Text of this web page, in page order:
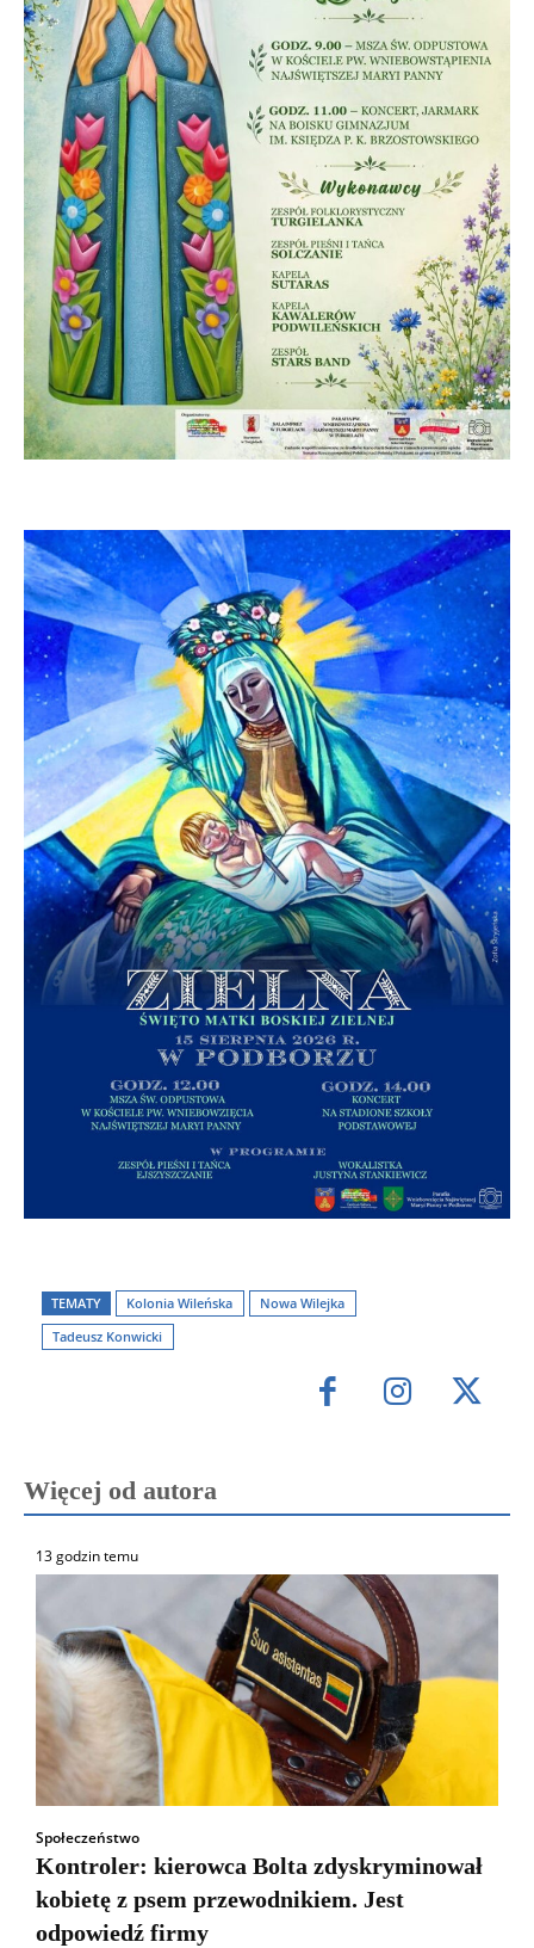
TEMATY Kolonia Wileńska
Nowa Wilejka
Tadeusz Konwicki
Więcej od autora
13 godzin temu
Społeczeństwo
Kontroler: kierowca Bolta zdyskryminował
kobietę z psem przewodnikiem. Jest
odpowiedź firmy